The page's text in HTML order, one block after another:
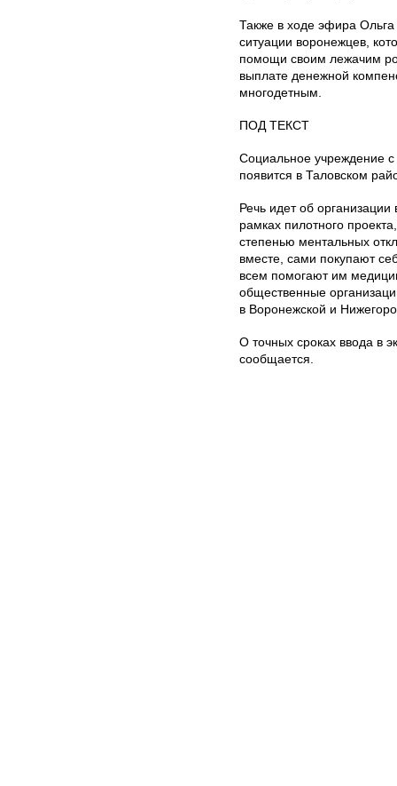
Также в ходе эфира
ситуации воронежцев,
помощи своим лежачим
выплате денежной
многодетным.
ПОД ТЕКСТ
Социальное учреждение
появится в Таловском
Речь идет об
рамках пилотного
степенью ментальных
вместе, сами покупают
всем помогают им
общест­венные
в Воронежской и
О точных сроках ввода в
сообщается.